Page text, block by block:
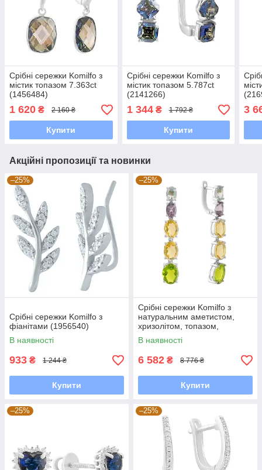
Срібні сережки Komilfo з
містик топазом 7.363ct
(1456484)
1 620 ₴ 2 160 ₴
Купити
Срібні сережки Komilfo з
містик топазом 5.787ct
(2141266)
1 344₴ 1 792 ₴
Купити
3
Акційні пропозиції та новинки
–25%
Срібні сережки Komilfo з
фіанітами (1956540)
В наявності
933 ₴ 1 244 ₴
Купити
–25%
Срібні сережки Komilfo з
натуральним аметистом,
хризолітом, топазом,
цитрином (2183259)
В наявності
6 582 ₴ 8 776 ₴
Купити
–25% –25%